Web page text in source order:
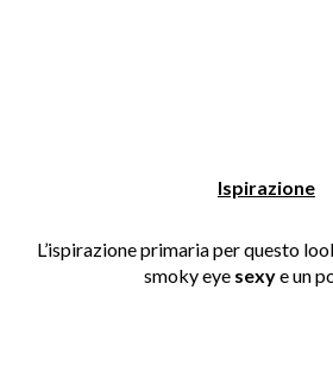
Ispirazione
L’ispirazione primaria per questo
smoky eye sexye un